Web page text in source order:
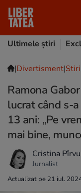
Ultimele știri
|Divertisment|
Ramona
lucrat când s-
13 ani: „Pe
mai bine,
Cristina Pîrvu
Jurnalist
Actualizat pe 21 iul.